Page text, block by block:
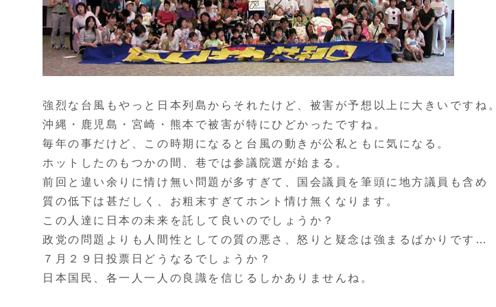
強烈な台風もやっと日本列島からそれたけど、被害が予想以上に大きいですね。
沖縄・鹿児島・宮崎・熊本で被害が特にひどかったですね。
毎年の事だけど、この時期になると台風の動きが公私ともに気になる。
ホットしたのもつかの間、巷では参議院選が始まる。
前回と違い余りに情け無い問題が多すぎて、国会議員を筆頭に地方議員も含め
質の低下は甚だしく、お粗末すぎてホント情け無くなります。
この人達に日本の未来を託して良いのでしょうか？
政党の問題よりも人間性としての質の悪さ、怒りと疑念は強まるばかりです…
７月２９日投票日どうなるでしょうか？
日本国民、各一人一人の良識を信じるしかありませんね。